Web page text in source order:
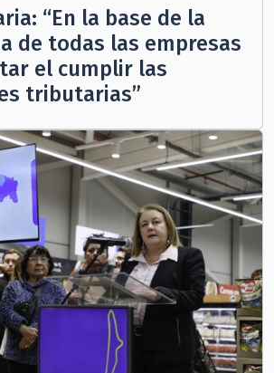
“En la base de la
de todas las empresas
el cumplir las
tributarias”